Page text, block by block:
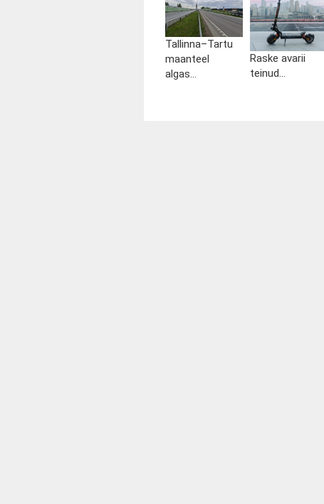
Tallinna–Tartu
maanteel
algas...
Raske avarii
teinud...